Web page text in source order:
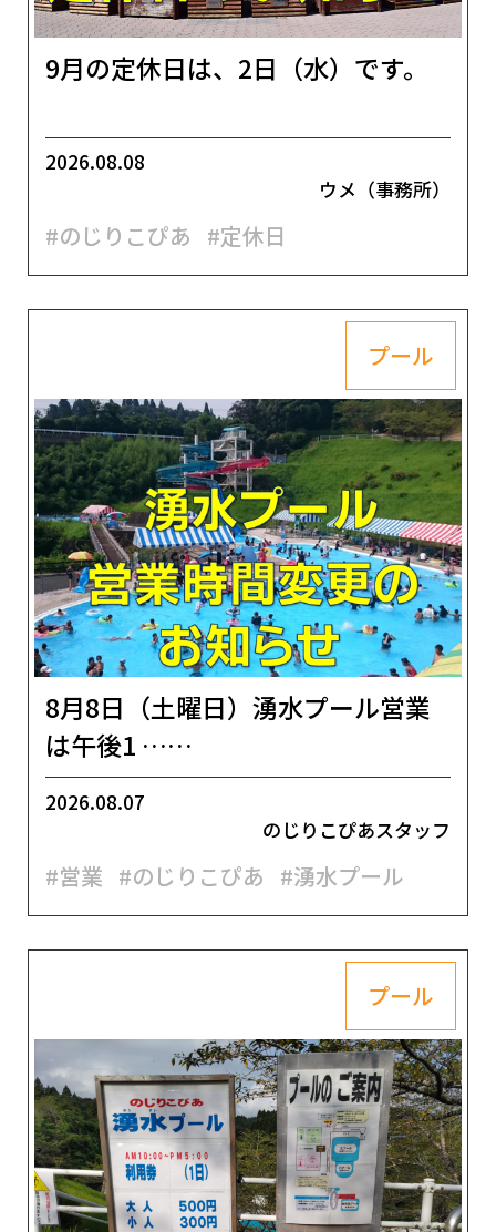
9月の定休日は、2日（水）です。
2026.08.08
ウメ（事務所）
#のじりこぴあ #定休日
プール
8月8日（土曜日）湧水プール営業
は午後1 ……
2026.08.07
のじりこぴあスタッフ
#営業 #のじりこぴあ #湧水プール
プール